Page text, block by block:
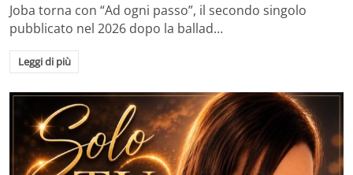
Joba torna con “Ad ogni passo”, il secondo singolo
pubblicato nel 2026 dopo la ballad…
Leggi di più